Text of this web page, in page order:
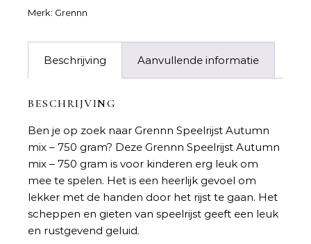
Merk: Grennn
Beschrijving Aanvullende informatie
BESCHRIJVING
Ben je op zoek naar Grennn Speelrijst Autumn
mix – 750 gram? Deze Grennn Speelrijst Autumn
mix – 750 gram is voor kinderen erg leuk om
mee te spelen. Het is een heerlijk gevoel om
lekker met de handen door het rijst te gaan. Het
scheppen en gieten van speelrijst geeft een leuk
en rustgevend geluid.